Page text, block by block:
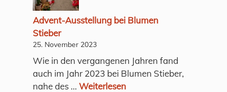
Advent-Ausstellung bei Blumen
Stieber
25. November 2023
Wie in den vergangenen Jahren fand
auch im Jahr 2023 bei Blumen Stieber,
nahe des ... Weiterlesen